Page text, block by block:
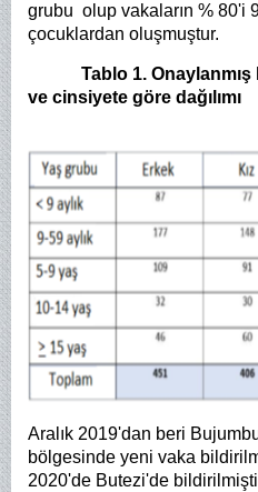
grubu olup vakaların % 80'i
çocuklardan oluşmuştur.
Tablo 1. Onaylanmış
ve cinsiyete göre dağılımı
Aralık 2019'dan beri
bölgesinde yeni vaka
2020'de Butezi'de